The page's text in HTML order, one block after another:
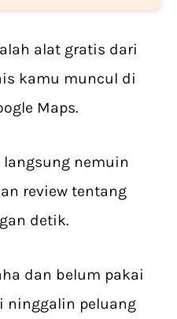
alat gratis dari
kamu muncul di
Maps.
langsung nemuin
review tentang
detik.
dan belum pakai
ninggalin peluang